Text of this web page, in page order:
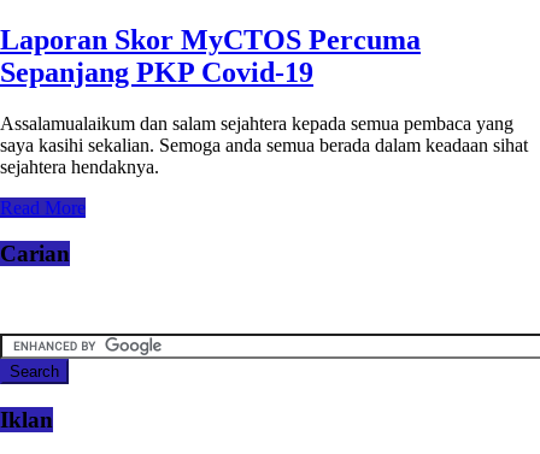
Laporan Skor MyCTOS Percuma
Sepanjang PKP Covid-19
Assalamualaikum dan salam sejahtera kepada semua pembaca yang
saya kasihi sekalian. Semoga anda semua berada dalam keadaan sihat
sejahtera hendaknya.
Read More
Carian
Iklan